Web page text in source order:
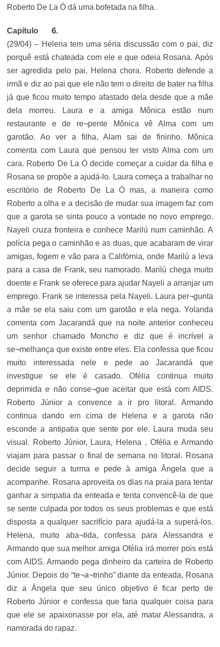
Roberto De La Ó dá uma bofetada na filha.
Capítulo
(29/04) – Helena tem uma séria discussão com o pai, diz
porquê está chateada com ele e que odeia Rosana. Após
ser agredida pelo pai, Helena chora. Roberto defende a
irmã e diz ao pai que ele não tem o direito de bater na filha
já que ficou muito tempo afastado dela desde que a mãe
dela morreu. Laura e a amiga Mônica estão num
restaurante e de re¬pente Mônica vê Alma com um
garotão. Ao ver a filha, Alam sai de fininho. Mônica
comenta com Laura que pensou ter visto Alma com um
cara. Roberto De La Ó decide começar a cuidar da filha e
Rosana se propõe a ajudá-lo. Laura começa a trabalhar no
escritório de Roberto De La Ó mas, a maneira como
Roberto a olha e a decisão de mudar sua imagem faz com
que a garota se sinta pouco a vontade no novo emprego.
Nayeli cruza fronteira e conhece Marilú num caminhão. A
polícia pega o caminhão e as duas, que acabaram de virar
amigas, fogem e vão para a Califórnia, onde Marilú a leva
para a casa de Frank, seu namorado. Marilú chega muito
doente e Frank se oferece para ajudar Nayeli a arranjar um
emprego. Frank se interessa pela Nayeli. Laura per¬gunta
a mãe se ela saiu com um garotão e ela nega. Yolanda
comenta com Jacarandá que na noite anterior conheceu
um senhor chamado Moncho e diz que é incrível a
se¬melhança que existe entre eles. Ela confessa que ficou
muito interessada nele e pede ao Jacarandá que
investigue se ele é casado. Ofélia continua muito
deprimida e não conse¬gue aceitar que está com AIDS.
Roberto Júnior a convence a ir pro litoral. Armando
continua dando em cima de Helena e a garota não
esconde a antipatia que sente por ele. Laura muda seu
visual. Roberto Júnior, Laura, Helena , Ofélia e Armando
viajam para passar o final de semana no litoral. Rosana
decide seguir a turma e pede à amiga Ângela que a
acompanhe. Rosana aproveita os dias na praia para tentar
ganhar a simpatia da enteada e tenta convencê-la de que
se sente culpada por todos os seus problemas e que está
disposta a qualquer sacrifício para ajudá-la a superá-los.
Helena, muito aba¬tida, confessa para Alessandra e
Armando que sua melhor amiga Ofélia irá morrer pois está
com AIDS. Armando pega dinheiro da carteira de Roberto
Júnior. Depois do “te¬a¬trinho” diante da enteada, Rosana
diz a Ângela que seu único objetivo é ficar perto de
Roberto Júnior e confessa que faria qualquer coisa para
que ele se apaixonasse por ela, até matar Alessandra, a
namorada do rapaz.